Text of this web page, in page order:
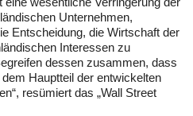
Unternehmen,
Entscheidung, die Wirtschaft der
Interessen zu
dessen zusammen, dass
Hauptteil der entwickelten
resümiert das „Wall Street